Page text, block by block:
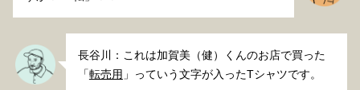
長谷川：これは加賀美（健）くんのお店で買った
「転売用 」っていう文字が入ったTシャツです。